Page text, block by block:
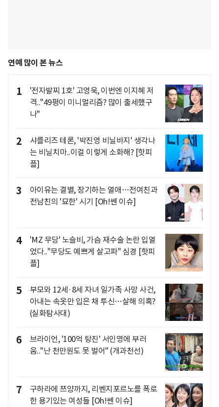
연예 많이 본 뉴스
1
'전자발찌 1호' 고영욱, 이번엔 이지혜 저
격.."49평이 미니멀리즘? 많이 출세했구
나"
2
샤를리즈 테론, '박진영 비닐바지' 생각나
는 비닐치마..이걸 이렇게 소화해? [핫피
플]
3
아이유는 결별, 장기하는 열애…전여친과
전남친의 '묘한' 시기 [Oh!쎈 이슈]
4
'MZ 무당' 노슬비, 가슴 재수술 논란 입열
었다.."무당도 예쁘게 살고파" 심경 [핫피
플]
5
부모와 12세·8세 자녀 일가족 사망 사건,
아내는 속옷만 입은 채 투신…살해 의혹?
(실화탐사대)
6
브라이언, '100억 탕진' 서인영에 부러
움.."난 천만원도 못 벌어" (개과천선)
7
구하라에 쯔양까지, 리벤지포르노를 폭로
한 용기있는 여성들 [Oh!쎈 이슈]